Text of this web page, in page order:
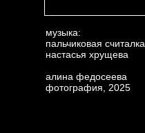
музыка:
пальчиковая считалка
настасья хрущева
алина федосеева
фотография, 2025